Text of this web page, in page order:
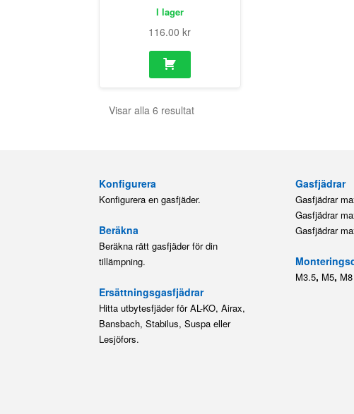
I lager
116.00kr
Visar alla 6 resultat
Konfigurera
Konfigurera en gasfjäder.
Beräkna
Beräkna rätt gasfjäder för din
tillämpning.
Ersättningsgasfjädrar
Hitta utbytesfjäder för AL-KO, Airax,
Bansbach, Stabilus, Suspa eller
Lesjöfors.
Gasfjädrar
Gasfjädrar
Gasfjädrar
Gasfjädrar
M3.5, M5, M8